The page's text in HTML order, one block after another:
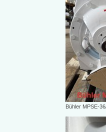
Bühler MPSE-